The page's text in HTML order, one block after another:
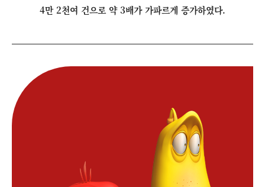
4만 2천여 건으로 약 3배가 가파르게 증가하였다.